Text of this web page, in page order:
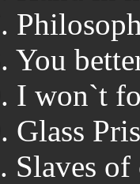
You
I won`t
Glass
Slaves